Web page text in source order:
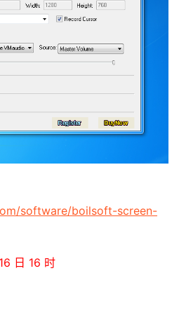
software/boilsoft-screen-
日 16 时